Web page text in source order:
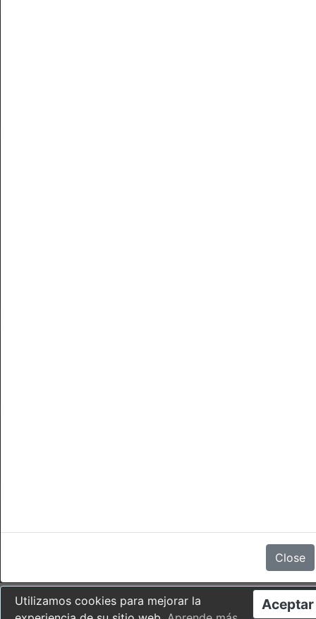
Close
Aceptar
Utilizamos cookies para mejorar la